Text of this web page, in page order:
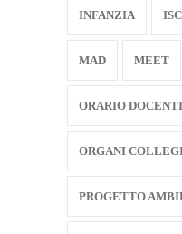
INFANZIA
MAD MEET
ORARIO DOCENTI
ORGANI
PROGETTO